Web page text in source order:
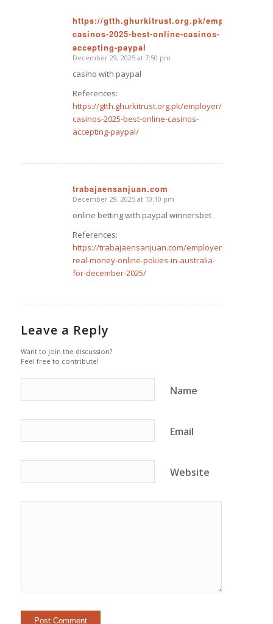
https://gtth.ghurkitrust.org.pk/employer/
casinos-2025-best-online-casinos-
accepting-paypal
says:
December 29, 2025 at 7:50 pm
casino with paypal
References:
https://gtth.ghurkitrust.org.pk/employer/paypal-
casinos-2025-best-online-casinos-
accepting-paypal/
trabajaensanjuan.com
says:
December 29, 2025 at 10:10 pm
online betting with paypal winnersbet
References:
https://trabajaensanjuan.com/employer/best-
real-money-online-pokies-in-australia-
for-december-2025/
Leave a Reply
Want to join the discussion?
Feel free to contribute!
Name
Email
Website